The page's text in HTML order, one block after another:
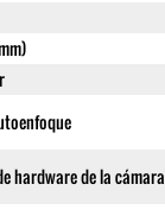
hardware de la cámara